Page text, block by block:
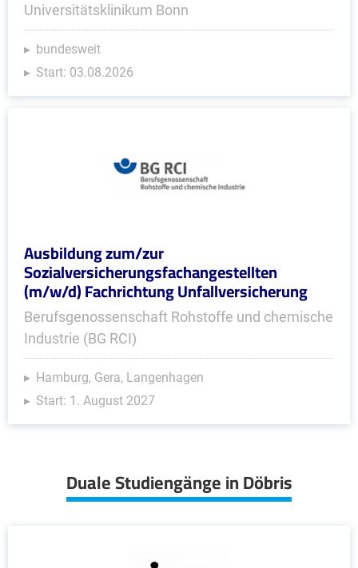
Universitätsklinikum Bonn
bundesweit
Start: 03.08.2026
Ausbildung zum/zur
Sozialversicherungsfachangestellten
(m/w/d) Fachrichtung Unfallversicherung
Berufsgenossenschaft Rohstoffe und chemische
Industrie (BG RCI)
Hamburg, Gera, Langenhagen
Start: 1. August 2027
Duale Studiengänge in Döbris